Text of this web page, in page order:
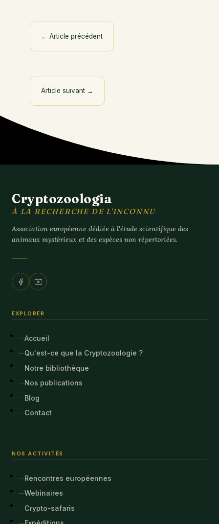
← Article précédent
Article suivant→
Cryptozoologia
À LA RECHERCHE DE L'INCONNU
Association européenne dédiée à l'étude scientifique des
animaux mystérieux et des espèces non répertoriées.
EXPLORER
Accueil
Qu'est-ce que la Cryptozoologie ?
Notre bibliothèque
Nos publications
Blog
Contact
NOS ACTIVITÉS
Rencontres européennes
Webinaires
Crypto-safaris